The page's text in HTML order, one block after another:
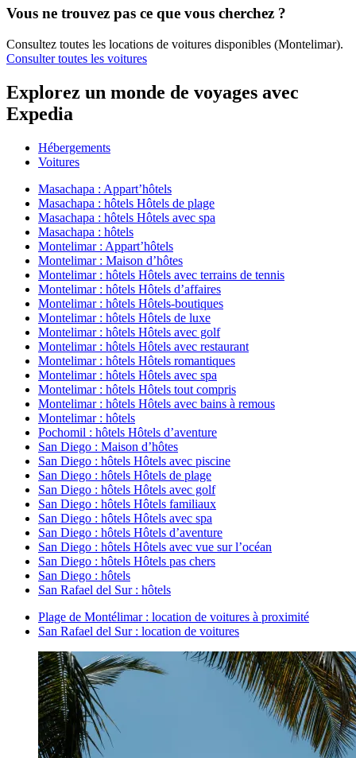
Vous ne trouvez pas ce que vous cherchez ?
Consultez toutes les locations de voitures disponibles (Montelimar).
Consulter toutes les voitures
Explorez un monde de voyages avec
Expedia
Hébergements
Voitures
Masachapa : Appart’hôtels
Masachapa : hôtels Hôtels de plage
Masachapa : hôtels Hôtels avec spa
Masachapa : hôtels
Montelimar : Appart’hôtels
Montelimar : Maison d’hôtes
Montelimar : hôtels Hôtels avec terrains de tennis
Montelimar : hôtels Hôtels d’affaires
Montelimar : hôtels Hôtels-boutiques
Montelimar : hôtels Hôtels de luxe
Montelimar : hôtels Hôtels avec golf
Montelimar : hôtels Hôtels avec restaurant
Montelimar : hôtels Hôtels romantiques
Montelimar : hôtels Hôtels avec spa
Montelimar : hôtels Hôtels tout compris
Montelimar : hôtels Hôtels avec bains à remous
Montelimar : hôtels
Pochomil : hôtels Hôtels d’aventure
San Diego : Maison d’hôtes
San Diego : hôtels Hôtels avec piscine
San Diego : hôtels Hôtels de plage
San Diego : hôtels Hôtels avec golf
San Diego : hôtels Hôtels familiaux
San Diego : hôtels Hôtels avec spa
San Diego : hôtels Hôtels d’aventure
San Diego : hôtels Hôtels avec vue sur l’océan
San Diego : hôtels Hôtels pas chers
San Diego : hôtels
San Rafael del Sur : hôtels
Plage de Montélimar : location de voitures à proximité
San Rafael del Sur : location de voitures